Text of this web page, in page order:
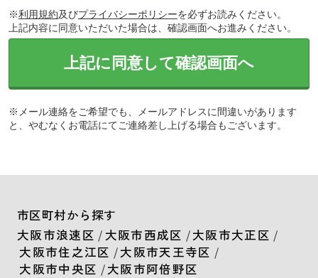
※利用規約及びプライバシーポリシーを必ずお読みください。
上記内容に同意いただいた場合は、確認画面へお進みください。
上記に同意して確認画面へ
※メール連絡をご希望でも、メールアドレスに間違いがあります
と、やむなくお電話にてご連絡差し上げる場合もございます。
市区町村から探す
大阪市浪速区 / 大阪市西成区 /大阪市大正区 /
大阪市住之江区 /大阪市天王寺区 /
大阪市中央区 /大阪市阿倍野区